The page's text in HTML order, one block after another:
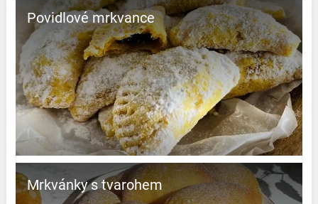
Povidlové mrkvance
Mrkvánky s tvarohem